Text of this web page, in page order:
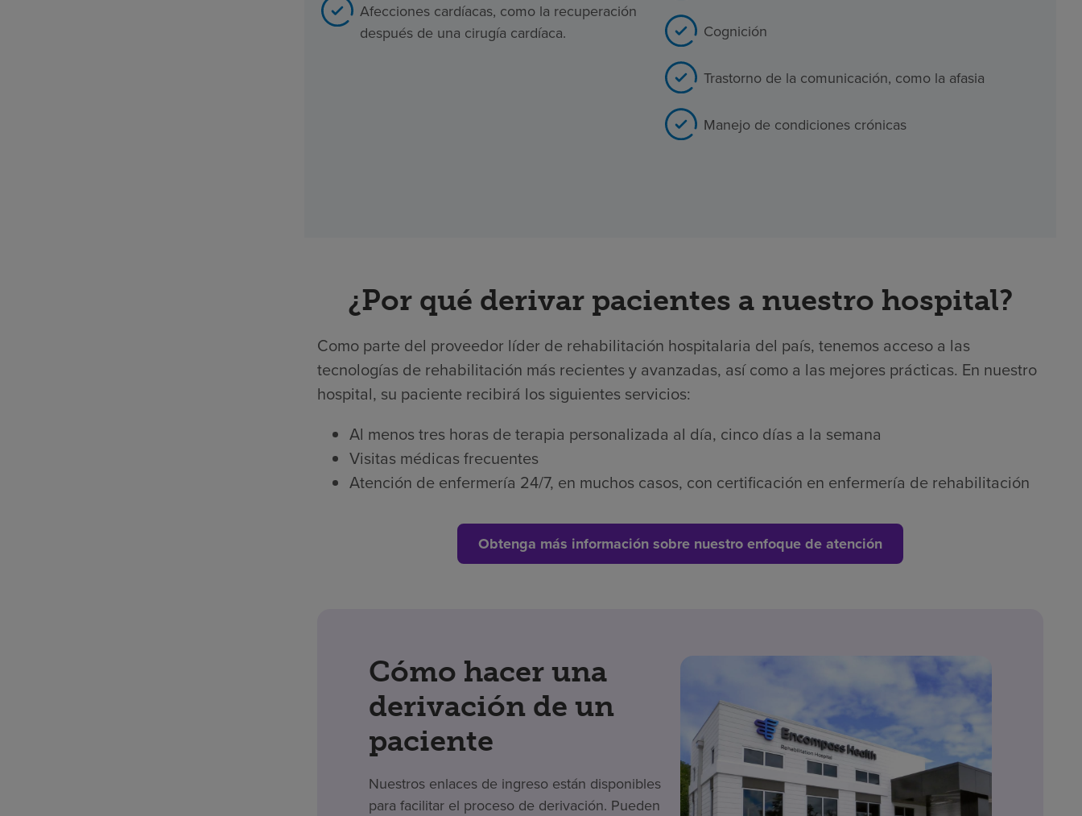
Afecciones cardíacas, como la recuperación
después de una cirugía cardíaca.
Cognición
Trastorno de la comunicación, como la afasia
Manejo de condiciones crónicas
¿Por qué derivar pacientes a nuestro hospital?
Como parte del proveedor líder de rehabilitación hospitalaria del país, tenemos acceso a las
tecnologías de rehabilitación más recientes y avanzadas, así como a las mejores prácticas. En nuestro
hospital, su paciente recibirá los siguientes servicios:
Al menos tres horas de terapia personalizada al día, cinco días a la semana
Visitas médicas frecuentes
Atención de enfermería 24/7, en muchos casos, con certificación en enfermería de rehabilitación
Obtenga más información sobre nuestro enfoque de atención
Cómo hacer una
derivación de un
paciente
Nuestros enlaces de ingreso están disponibles
para facilitar el proceso de derivación. Pueden